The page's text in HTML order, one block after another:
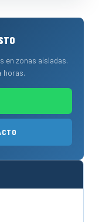
en zonas aisladas.
horas.